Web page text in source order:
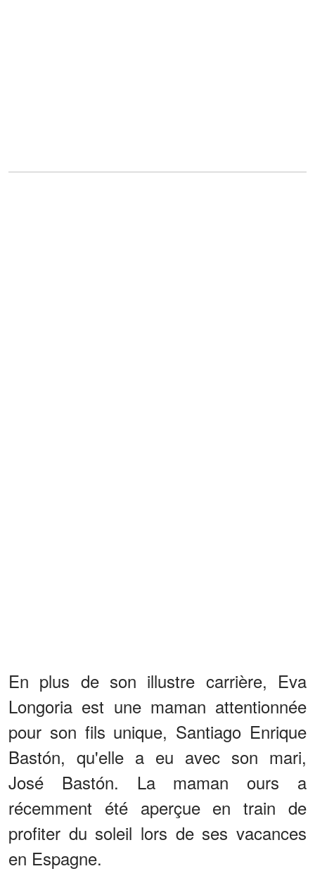
En plus de son illustre carrière, Eva
Longoria est une maman attentionnée
pour son fils unique, Santiago Enrique
Bastón, qu'elle a eu avec son mari,
José Bastón. La maman ours a
récemment été aperçue en train de
profiter du soleil lors de ses vacances
en Espagne.